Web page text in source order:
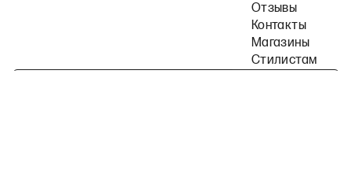
Отзывы
Контакты
Магазины
Стилистам